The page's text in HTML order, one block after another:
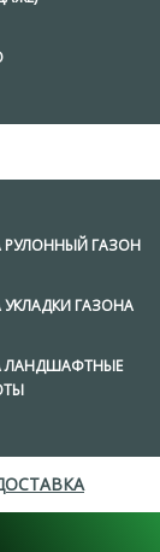
РУЛОННЫЙ ГАЗОН
УКЛАДКИ ГАЗОНА
ЛАНДШАФТНЫЕ